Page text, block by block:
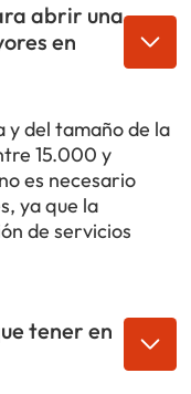
abrir una
en
y del tamaño de la
15.000 y
es necesario
ya que la
de servicios
tener en